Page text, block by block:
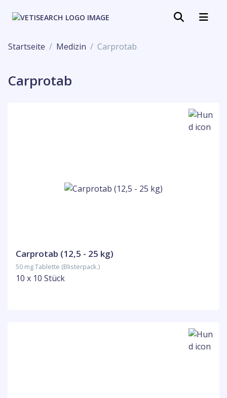
Startseite Medizin Carprotab
Carprotab
Carprotab (12,5 - 25 kg)
50 mg Tablette (Blisterpack.)
10 x 10 Stück